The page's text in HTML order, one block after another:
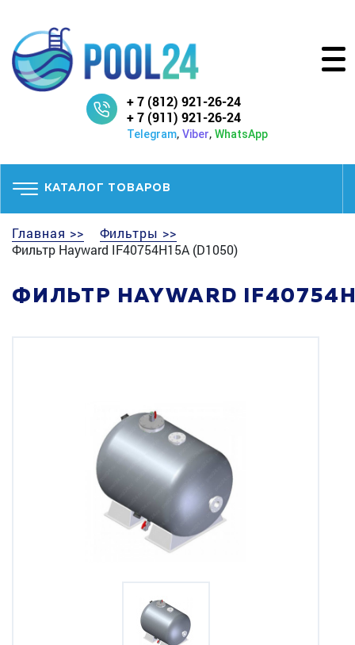
+ 7 (812) 921-26-24
+ 7 (911) 921-26-24
Telegram, Viber, WhatsApp
КАТАЛОГ ТОВАРОВ
Главная >>
Фильтры >>
Фильтр Hayward IF40754H15A (D1050)
ФИЛЬТР HAYWARD